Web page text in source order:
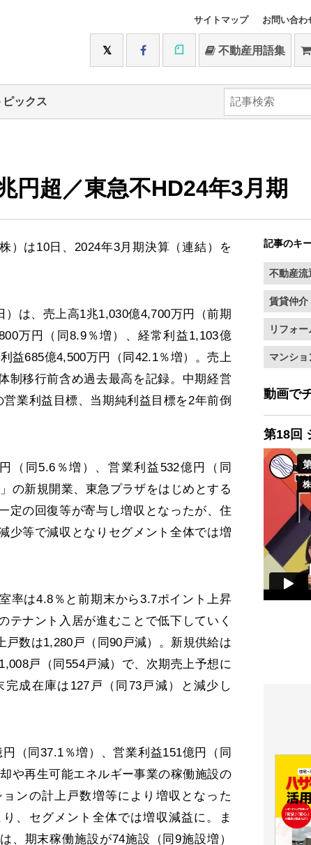
サイトマップ お問い合わ
不動産用語集
ックス
円超／東急不HD24年3月期
）は10日、2024年3月期決算（連結）を
は、売上高1兆1,030億4,700万円（前期
万円（同8.9％増）、経常利益1,103億
益685億4,500万円（同42.1％増）。売上
制移行前含め過去最高を記録。中期経営
業利益目標、当期純利益目標を2年前倒
（同5.6％増）、営業利益532億円（同
の新規開業、東急プラザをはじめとする
定の回復等が寄与し増収となったが、住
少等で減収となりセグメント全体では増
率は4.8％と前期末から3.7ポイント上昇
テナント入居が進むことで低下していく
戸数は1,280戸（同90戸減）。新規供給は
戸（同554戸減）で、次期売上予想に
成在庫は127戸（同73戸減）と減少し
（同37.1％増）、営業利益151億円（同
や再生可能エネルギー事業の稼働施設の
ンの計上戸数増等により増収となった
、セグメント全体では増収減益に。ま
、期末稼働施設が74施設（同9施設増）
記事のキ
不動産流
賃貸仲介
リフォ
マンシ
動画で
第18回